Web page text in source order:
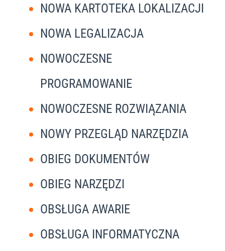
NOWA KARTOTEKA LOKALIZACJI
NOWA LEGALIZACJA
NOWOCZESNE
PROGRAMOWANIE
NOWOCZESNE ROZWIĄZANIA
NOWY PRZEGLĄD NARZĘDZIA
OBIEG DOKUMENTÓW
OBIEG NARZĘDZI
OBSŁUGA AWARIE
OBSŁUGA INFORMATYCZNA